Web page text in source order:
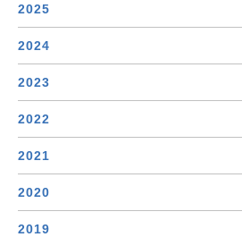
2025
2024
2023
2022
2021
2020
2019